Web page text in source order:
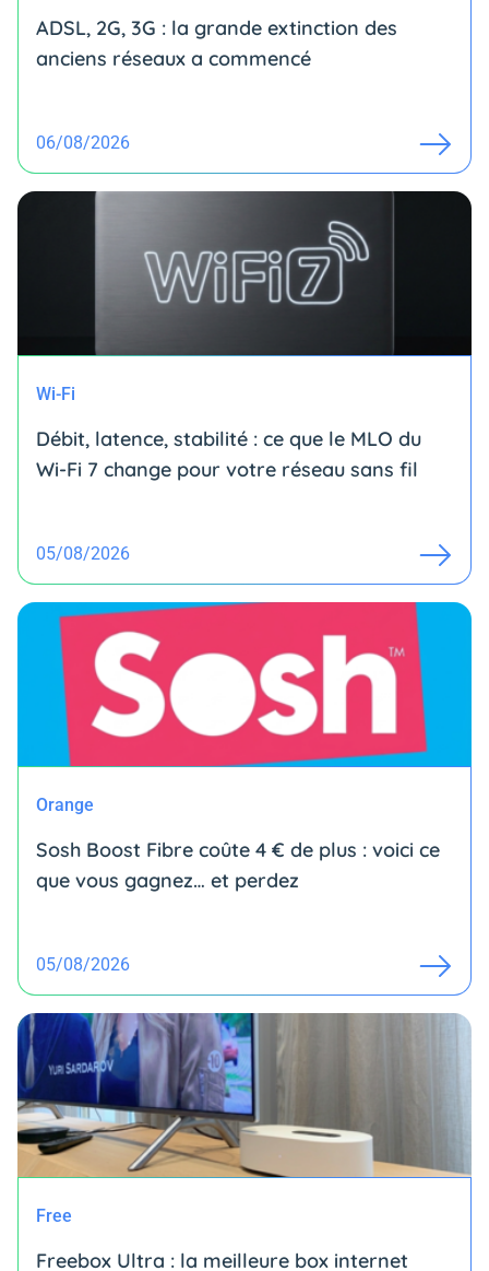
ADSL, 2G, 3G : la grande extinction des
anciens réseaux a commencé
06/08/2026
Wi-Fi
Débit, latence, stabilité : ce que le MLO du
Wi-Fi 7 change pour votre réseau sans fil
05/08/2026
Orange
Sosh Boost Fibre coûte 4 € de plus : voici ce
que vous gagnez… et perdez
05/08/2026
Free
Freebox Ultra : la meilleure box internet